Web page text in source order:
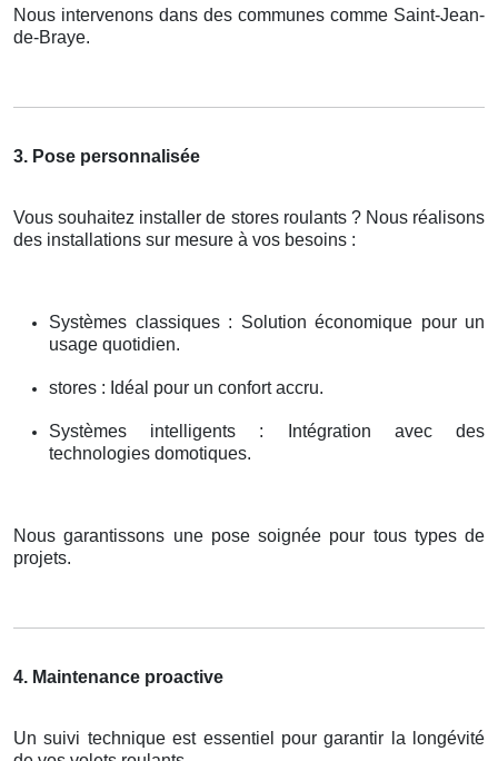
Nous intervenons dans des communes comme Saint-Jean-
de-Braye.
3. Pose personnalisée
Vous souhaitez installer de stores roulants ? Nous réalisons
des installations sur mesure à vos besoins :
Systèmes classiques : Solution économique pour un
usage quotidien.
stores : Idéal pour un confort accru.
Systèmes intelligents : Intégration avec des
technologies domotiques.
Nous garantissons une pose soignée pour tous types de
projets.
4. Maintenance proactive
Un suivi technique est essentiel pour garantir la longévité